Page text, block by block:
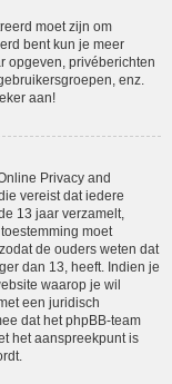
moet zijn om
bent kun je meer
opgeven, privéberichten
enz.
aan!
Privacy and
vereist dat iedere
13 jaar verzamelt,
moet
de ouders weten dat
dan 13, heeft. Indien je
waarop je wil
een juridisch
dat het phpBB-team
het aanspreekpunt is